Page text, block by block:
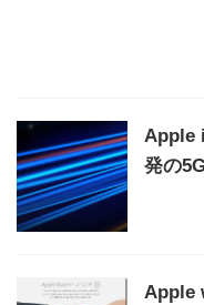
Apple
発の
Apple